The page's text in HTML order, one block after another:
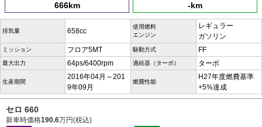
666km -km
排気量 658cc
使用燃料
エンジン
レギュラー
ガソリン
ミッション フロア5MT 駆動方式 FF
最大出力 64ps/6400rpm 過給器（ターボ） ターボ
生産期間
2016年04月～201
9年09月
燃費性能
H27年度燃費基準
+5%達成
セロ 660
新車時価格190.6万円(税込)